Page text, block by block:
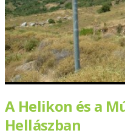
A Helikon és a
Hellászban